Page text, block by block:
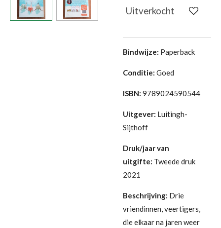
Uitverkocht
Bindwijze: Paperback
Conditie: Goed
ISBN: 9789024590544
Uitgever: Luitingh-
Sijthoff
Druk/jaar van
uitgifte: Tweede druk
2021
Beschrijving: Drie
vriendinnen, veertigers,
die elkaar na jaren weer